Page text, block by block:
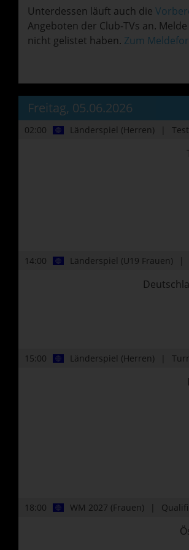
Unterdessen läuft auch die
Angeboten der Club-TVs an.
nicht gelistet haben. Zum
Freitag, 05.06.2026
02:00 Länderspiel (Herren)
14:00 Länderspiel (U19 Frauen)
15:00 Länderspiel (Herren)
18:00 WM 2027 (Frauen)